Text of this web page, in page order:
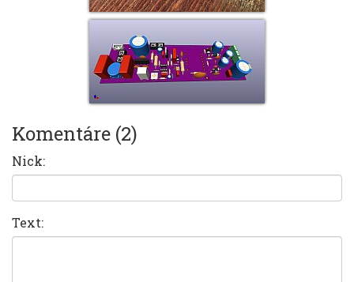
Komentáre (2)
Nick:
Text: